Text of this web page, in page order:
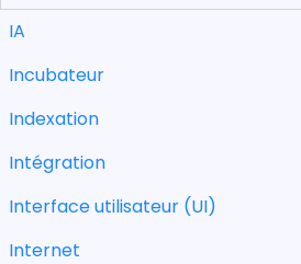
IA
Incubateur
Indexation
Intégration
Interface utilisateur (UI)
Internet